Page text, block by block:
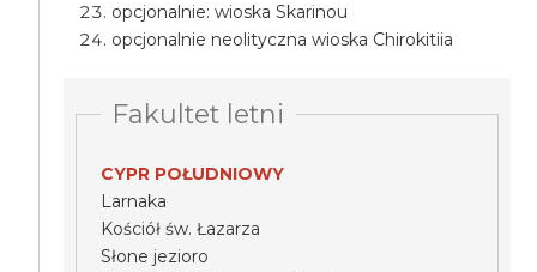
opcjonalnie: wioska Skarinou
opcjonalnie neolityczna wioska Chirokitiia
Fakultet letni
CYPR POŁUDNIOWY
Larnaka
Kościół św. Łazarza
Słone jezioro